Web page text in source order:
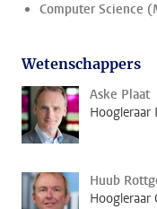
Computer Science
Wetenschappers
Aske Plaat
Hoogleraar
Huub
Hoogleraar